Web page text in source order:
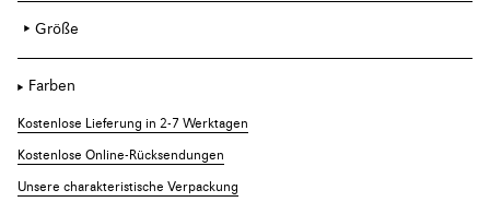
Größe
Farben
Kostenlose Lieferung in 2-7 Werktagen
Kostenlose Online-Rücksendungen
Unsere charakteristische Verpackung